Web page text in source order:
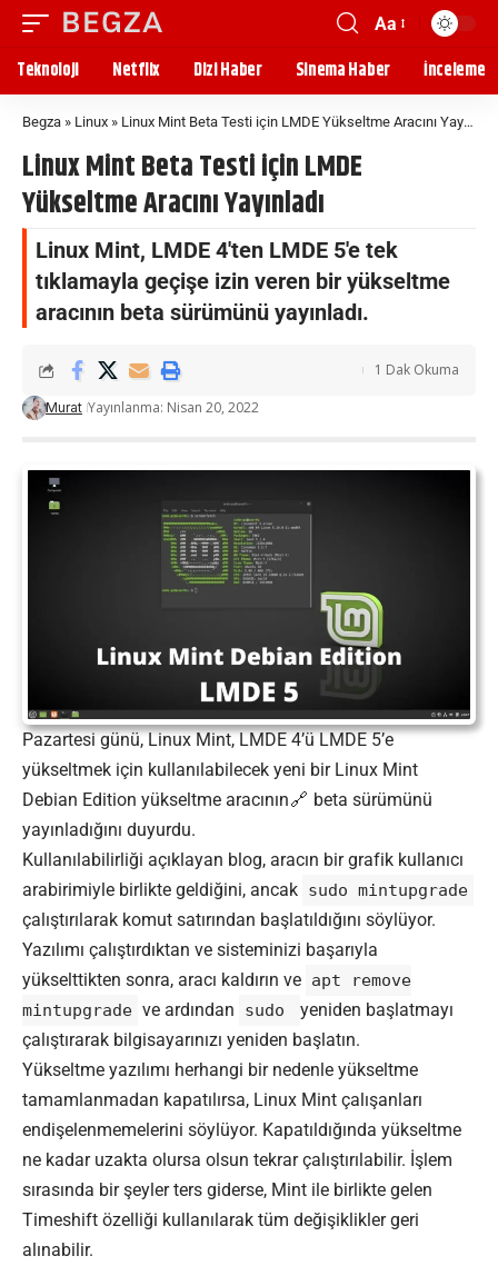
Aa
Teknoloji Netflix Dizi Haber Sinema Haber İnceleme
Begza » Linux » Linux Mint Beta Testi için LMDE Yükseltme Aracını Yayınladı
Linux Mint Beta Testi için LMDE
Yükseltme Aracını Yayınladı
Linux Mint, LMDE 4'ten LMDE 5'e tek
tıklamayla geçişe izin veren bir yükseltme
aracının beta sürümünü yayınladı.
Murat Yayınlanma: Nisan 20, 2022
1 Dak Okuma
Pazartesi günü, Linux Mint, LMDE 4’ü LMDE 5’e
yükseltmek için kullanılabilecek yeni bir Linux Mint
Debian Edition yükseltme aracının
beta sürümünü
yayınladığını duyurdu.
Kullanılabilirliği açıklayan blog, aracın bir grafik kullanıcı
arabirimiyle birlikte geldiğini, ancak sudo mintupgrade
çalıştırılarak komut satırından başlatıldığını söylüyor.
Yazılımı çalıştırdıktan ve sisteminizi başarıyla
yükselttikten sonra, aracı kaldırın ve apt remove
mintupgrade ve ardından sudo
yeniden başlatmayı
çalıştırarak bilgisayarınızı yeniden başlatın.
Yükseltme yazılımı herhangi bir nedenle yükseltme
tamamlanmadan kapatılırsa, Linux Mint çalışanları
endişelenmemelerini söylüyor. Kapatıldığında yükseltme
ne kadar uzakta olursa olsun tekrar çalıştırılabilir. İşlem
sırasında bir şeyler ters giderse, Mint ile birlikte gelen
Timeshift özelliği kullanılarak tüm değişiklikler geri
alınabilir.